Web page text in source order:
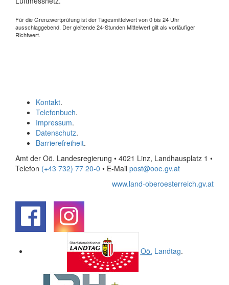
Für die Grenzwertprüfung ist der Tagesmittelwert von 0 bis 24 Uhr
ausschlaggebend. Der gleitende 24-Stunden Mittelwert gilt als vorläufiger
Richtwert.
Kontakt.
Telefonbuch.
Impressum.
Datenschutz.
Barrierefreiheit.
Amt der Oö. Landesregierung • 4021 Linz, Landhausplatz 1 •
Telefon (+43 732) 77 20-0 • E-Mail post@ooe.gv.at
www.land-oberoesterreich.gv.at
Oö. Landtag.